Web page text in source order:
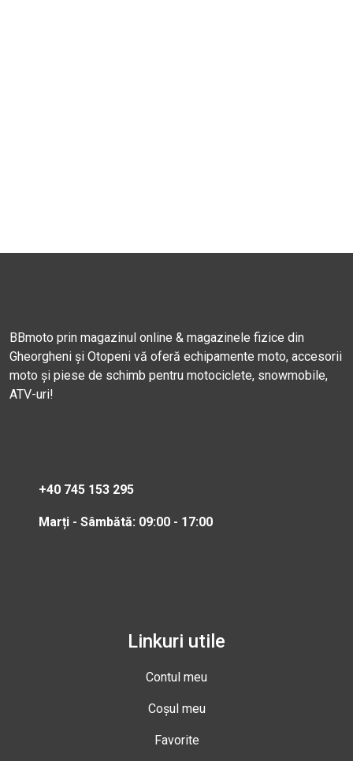
BBmoto prin magazinul online & magazinele fizice din
Gheorgheni și Otopeni vă oferă echipamente moto, accesorii
moto și piese de schimb pentru motociclete, snowmobile,
ATV-uri!
+40 745 153 295
Marți - Sâmbătă: 09:00 - 17:00
Linkuri utile
Contul meu
Coșul meu
Favorite